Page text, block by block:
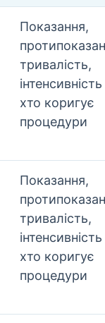
Показання,
тривалість,
інтенсивність
хто коригує
процедури
Показання,
тривалість,
інтенсивність
хто коригує
процедури